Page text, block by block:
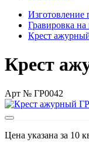
Изготовление
Гравировка
Крест
Крест
Арт № ГР0042
Цена указана за 10